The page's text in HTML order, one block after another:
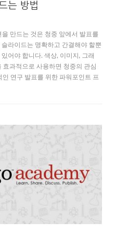
는 방법
만드는 것은 청중 앞에서 발표를
라이드는 명확하고 간결해야 할뿐
어야 합니다. 색상, 이미지, 그래
효과적으로 사용하면 청중의 관심
연구 발표를 위한 파워포인트 프